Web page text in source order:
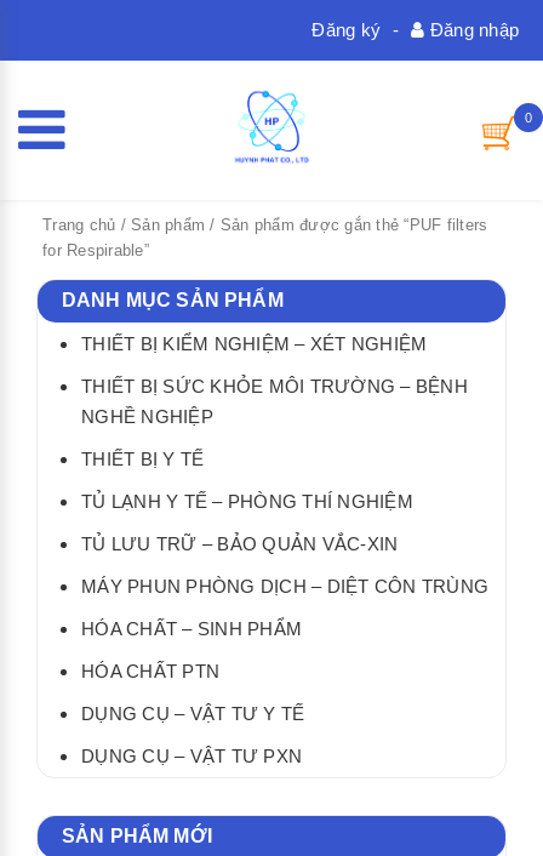
Đăng nhập
-
Đăng ký
0
Trang chủ / Sản phẩm / Sản phẩm được gắn thẻ “PUF filters
for Respirable”
DANH MỤC SẢN PHẨM
THIẾT BỊ KIỂM NGHIỆM – XÉT NGHIỆM
THIẾT BỊ SỨC KHỎE MÔI TRƯỜNG – BỆNH
NGHỀ NGHIỆP
THIẾT BỊ Y TẾ
TỦ LẠNH Y TẾ – PHÒNG THÍ NGHIỆM
TỦ LƯU TRỮ – BẢO QUẢN VẮC-XIN
MÁY PHUN PHÒNG DỊCH – DIỆT CÔN TRÙNG
HÓA CHẤT – SINH PHẨM
HÓA CHẤT PTN
DỤNG CỤ – VẬT TƯ Y TẾ
DỤNG CỤ – VẬT TƯ PXN
SẢN PHẨM MỚI